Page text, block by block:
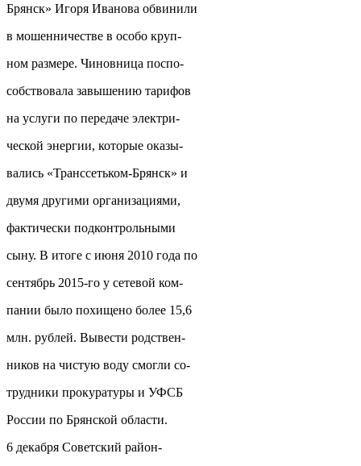
Брянск» Игоря Иванова обвинили
в мошенничестве в особо круп-
ном размере. Чиновница поспо-
собствовала завышению тарифов
на услуги по передаче электри-
ческой энергии, которые оказы-
вались «Транссетьком-Брянск» и
двумя другими организациями,
фактически подконтрольными
сыну. В итоге с июня 2010 года по
сентябрь 2015-го у сетевой ком-
пании было похищено более 15,6
млн. рублей. Вывести родствен-
ников на чистую воду смогли со-
трудники прокуратуры и УФСБ
России по Брянской области.
6 декабря Советский район-